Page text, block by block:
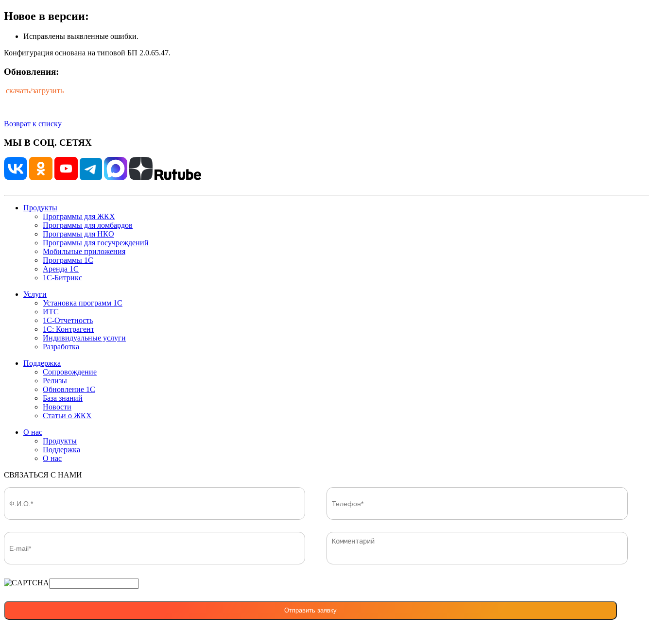
Новое в версии:
Исправлены выявленные ошибки.
Конфигурация основана на типовой БП 2.0.65.47.
Обновления:
скачать/загрузить
Возврат к списку
МЫ В СОЦ. СЕТЯХ
Продукты
Программы для ЖКХ
Программы для ломбардов
Программы для НКО
Программы для госучреждений
Мобильные приложения
Программы 1С
Аренда 1С
1С-Битрикс
Услуги
Установка программ 1С
ИТС
1С-Отчетность
1С: Контрагент
Индивидуальные услуги
Разработка
Поддержка
Сопровождение
Релизы
Обновление 1С
База знаний
Новости
Статьи о ЖКХ
О нас
Продукты
Поддержка
О нас
СВЯЗАТЬСЯ С НАМИ